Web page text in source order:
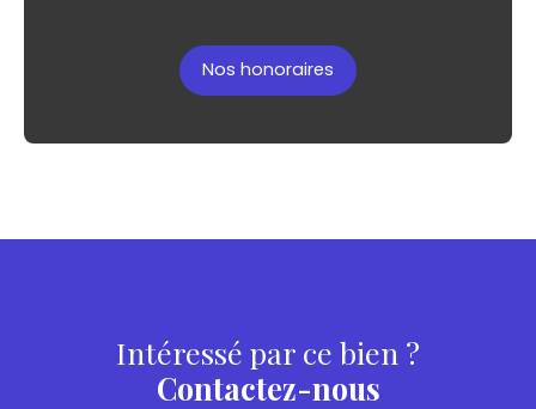
Nos honoraires
Intéressé par ce bien ?
Contactez-nous